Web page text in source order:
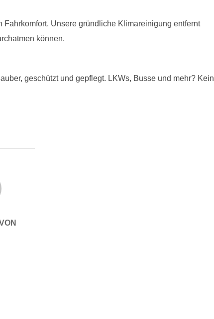
Unsere gründliche Klimareinigung entfernt
können.
geschützt und gepflegt. LKWs, Busse und mehr? Kein